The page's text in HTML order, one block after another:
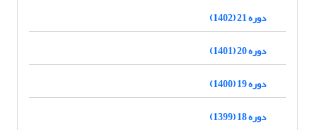
دوره 21 (1402)
دوره 20 (1401)
دوره 19 (1400)
دوره 18 (1399)